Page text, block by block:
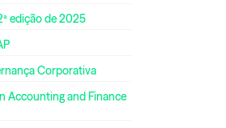
edição de 2025
Corporativa
Accounting and Finance